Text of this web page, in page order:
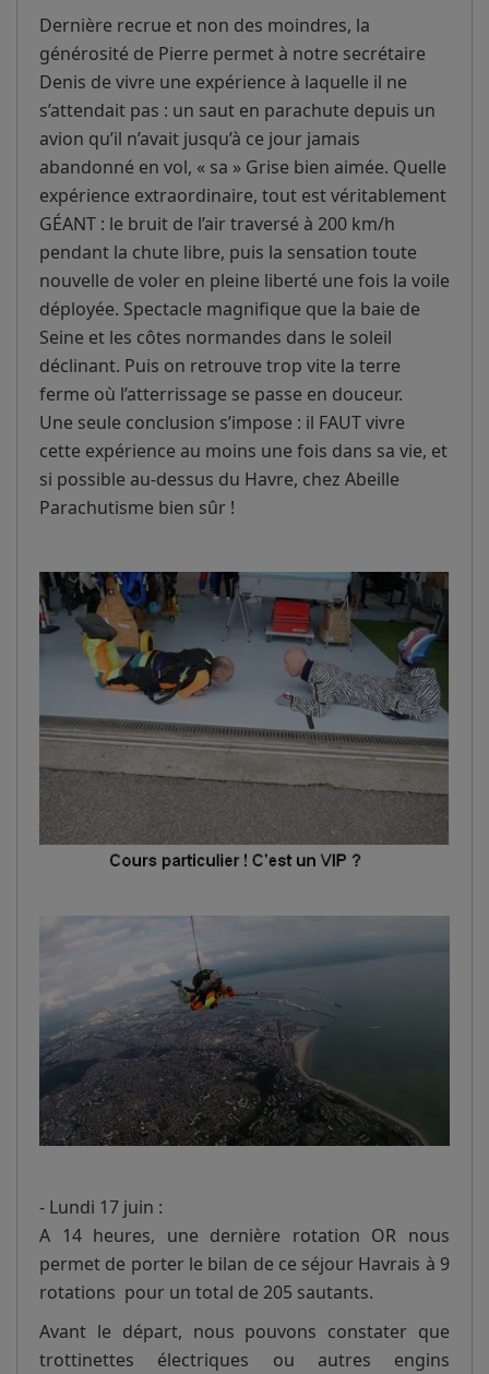
Dernière recrue et non des moindres, la
générosité de Pierre permet à notre secrétaire
Denis de vivre une expérience à laquelle il ne
s’attendait pas : un saut en parachute depuis un
avion qu’il n’avait jusqu’à ce jour jamais
abandonné en vol, « sa » Grise bien aimée. Quelle
expérience extraordinaire, tout est véritablement
GÉANT : le bruit de l’air traversé à 200 km/h
pendant la chute libre, puis la sensation toute
nouvelle de voler en pleine liberté une fois la voile
déployée. Spectacle magnifique que la baie de
Seine et les côtes normandes dans le soleil
déclinant. Puis on retrouve trop vite la terre
ferme où l’atterrissage se passe en douceur.
Une seule conclusion s’impose : il FAUT vivre
cette expérience au moins une fois dans sa vie, et
si possible au-dessus du Havre, chez Abeille
Parachutisme bien sûr !
- Lundi 17 juin :
A 14 heures, une dernière rotation OR nous
permet de porter le bilan de ce séjour Havrais à 9
rotations pour un total de 205 sautants.
Avant le départ, nous pouvons constater que
trottinettes électriques ou autres engins